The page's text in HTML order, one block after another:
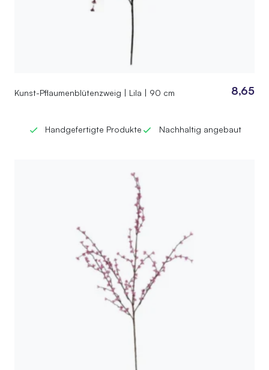
Kunst-Pflaumenblütenzweig | Lila | 90 cm 8,65
Handgefertigte Produkte Nachhaltig angebaut